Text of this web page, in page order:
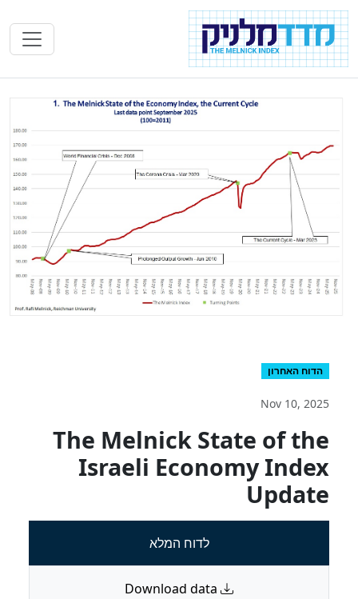
הדוח האחרון
Nov 10, 2025
The Melnick State of the
Israeli Economy Index
Update
לדוח המלא